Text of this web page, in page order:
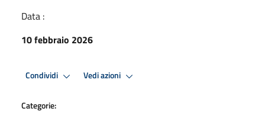
Data :
10 febbraio 2026
Condividi Vedi azioni
Categorie: